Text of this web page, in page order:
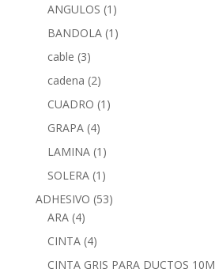
ANGULOS (1)
BANDOLA (1)
cable (3)
cadena (2)
CUADRO (1)
GRAPA (4)
LAMINA (1)
SOLERA (1)
ADHESIVO (53)
ARA (4)
CINTA (4)
CINTA GRIS PARA DUCTOS 10M